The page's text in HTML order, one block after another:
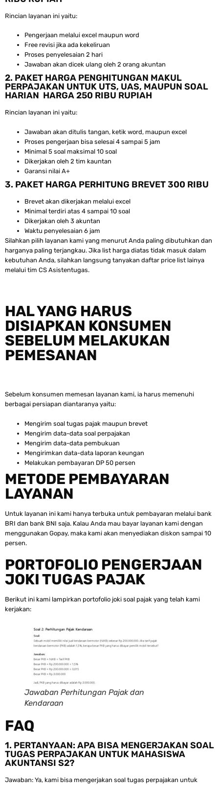
Rincian layanan ini yaitu:
Pengerjaan melalui excel maupun word
Free revisi jika ada kekeliruan
Proses penyelesaian 2 hari
Jawaban akan dicek ulang oleh 2 orang akuntan
2. PAKET HARGA PENGHITUNGAN MAKUL
PERPAJAKAN UNTUK UTS, UAS, MAUPUN SOAL
HARIAN HARGA 250 RIBU RUPIAH
Rincian layanan ini yaitu:
Jawaban akan ditulis tangan, ketik word, maupun excel
Proses pengerjaan bisa selesai 4 sampai 5 jam
Minimal 5 soal maksimal 10 soal
Dikerjakan oleh 2 tim kauntan
Garansi nilai A+
3. PAKET HARGA PERHITUNG BREVET 300 RIBU
Brevet akan dikerjakan melalui excel
Minimal terdiri atas 4 sampai 10 soal
Dikerjakan oleh 3 akuntan
Waktu penyelesaian 6 jam
Silahkan pilih layanan kami yang menurut Anda paling dibutuhkan dan
harganya paling terjangkau. Jika list harga diatas tidak masuk dalam
kebutuhan Anda, silahkan langsung tanyakan daftar price list lainya
melalui tim CS Asistentugas.
HAL YANG HARUS
DISIAPKAN KONSUMEN
SEBELUM MELAKUKAN
PEMESANAN
Sebelum konsumen memesan layanan kami, ia harus memenuhi
berbagai persiapan diantaranya yaitu:
Mengirim soal tugas pajak maupun brevet
Mengirim data-data soal perpajakan
Mengirim data-data pembukuan
Mengirimkan data-data laporan keungan
Melakukan pembayaran DP 50 persen
METODE PEMBAYARAN
LAYANAN
Untuk layanan ini kami hanya terbuka untuk pembayaran melalui bank
BRI dan bank BNI saja. Kalau Anda mau bayar layanan kami dengan
menggunakan Gopay, maka kami akan menyediakan diskon sampai 10
persen.
PORTOFOLIO PENGERJAAN
JOKI TUGAS PAJAK
Berikut ini kami lampirkan portofolio joki soal pajak yang telah kami
kerjakan:
Jawaban Perhitungan Pajak dan
Kendaraan
FAQ
1. PERTANYAAN: APA BISA MENGERJAKAN SOAL
TUGAS PERPAJAKAN UNTUK MAHASISWA
AKUNTANSI S2?
Jawaban: Ya, kami bisa mengerjakan soal tugas perpajakan untuk